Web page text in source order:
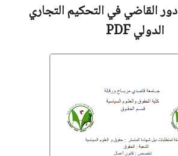
دور القاضي في التحكيم التجاري
الدوليPDF